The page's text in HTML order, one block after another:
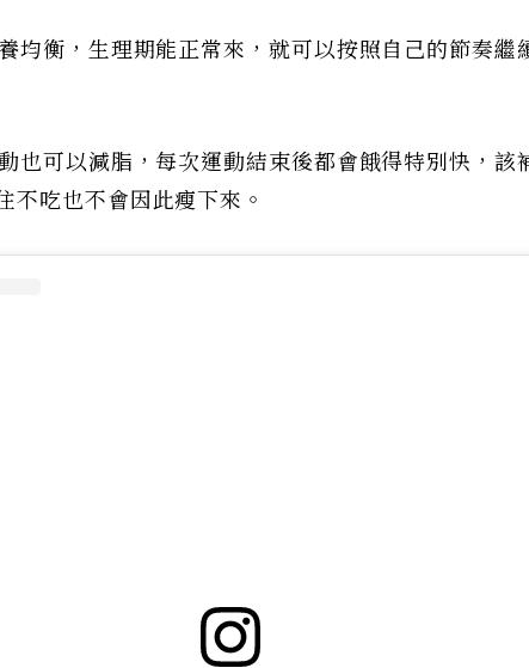
均衡，生理期能正常來，就可以按照自己的節奏
也可以減脂，每次運動結束後都會餓得特別快，該
不吃也不會因此瘦下來。